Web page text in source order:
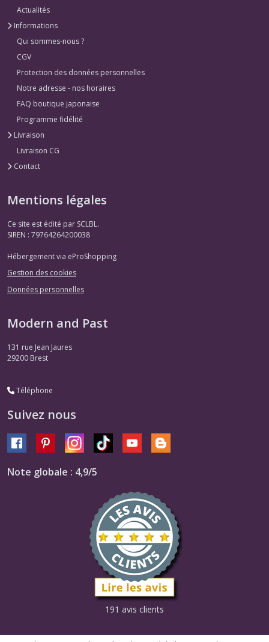
Actualités
Informations
Qui sommes-nous ?
CGV
Protection des données personnelles
Notre adresse - nos horaires
FAQ boutique japonaise
Programme fidélité
Livraison
Livraison CG
Contact
Mentions légales
Ce site est édité par SCLBL.
SIREN : 79764264200038
Hébergement via eProShopping
Gestion des cookies
Données personnelles
Modern and Past
131 rue Jean Jaures
29200 Brest
Téléphone
Suivez nous
Note globale : 4,9/5
191 avis clients